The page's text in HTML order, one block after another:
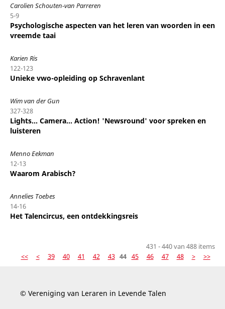
Carolien Schouten-van Parreren
5-9
Psychologische aspecten van het leren van woorden in een
vreemde taai
Karien Ris
122-123
Unieke vwo-opleiding op Schravenlant
Wim van der Gun
327-328
Lights... Camera... Action! 'Newsround' voor spreken en
luisteren
Menno Eekman
12-13
Waarom Arabisch?
Annelies Toebes
14-16
Het Talencircus, een ontdekkingsreis
431 - 440 van 488 items
<<
< 39 40 41 42 43 44 45 46 47 48 > >>
© Vereniging van Leraren in Levende Talen